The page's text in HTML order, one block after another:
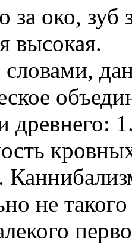
за око, зуб
высокая.
древнего:
не